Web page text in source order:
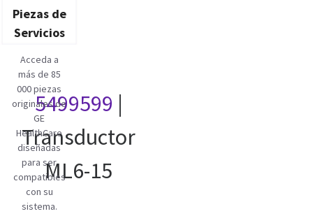
Piezas de
Servicios
Acceda a
más de 85
000 piezas
originales de
GE
HealthCare
diseñadas
para ser
compatibles
con su
sistema.
5499599 |
Transductor
ML6-15